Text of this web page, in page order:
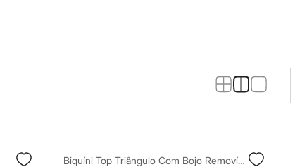
Biquíni Top Triângulo Com Bojo Removível Azul